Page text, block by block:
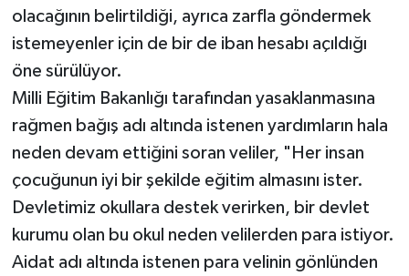
olacağının belirtildiği, ayrıca zarfla göndermek
istemeyenler için de bir de iban hesabı açıldığı
öne sürülüyor.
Milli Eğitim Bakanlığı tarafından yasaklanmasına
rağmen bağış adı altında istenen yardımların hala
neden devam ettiğini soran veliler, "Her insan
çocuğunun iyi bir şekilde eğitim almasını ister.
Devletimiz okullara destek verirken, bir devlet
kurumu olan bu okul neden velilerden para istiyor.
Aidat adı altında istenen para velinin gönlünden